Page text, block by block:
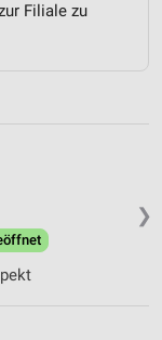
Filiale zu
❯